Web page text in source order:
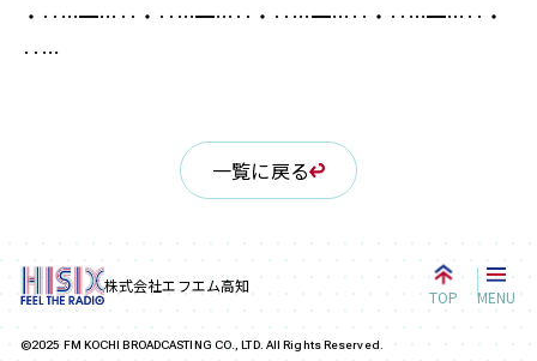
・‥…━…‥・‥…━…‥・‥…━…‥・‥…━…‥・
‥…
一覧に戻る
株式会社エフエム高知
TOP MENU
©2025 FM KOCHI BROADCASTING CO., LTD. All Rights Reserved.